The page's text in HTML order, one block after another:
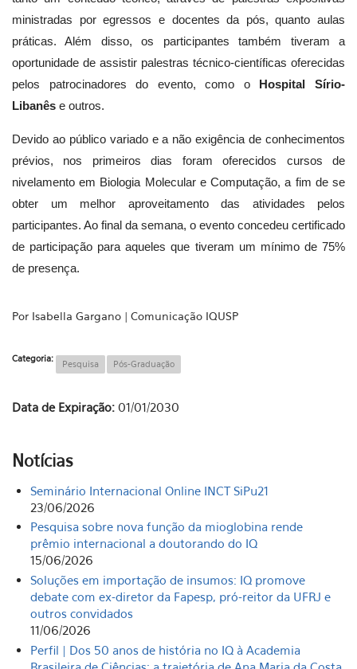
ministradas por egressos e docentes da pós, quanto aulas
práticas. Além disso, os participantes também tiveram a
oportunidade de assistir palestras técnico-científicas oferecidas
pelos patrocinadores do evento, como o
Hospital Sírio-
Libanês e outros.
Devido ao público variado e a não exigência de conhecimentos
prévios, nos primeiros dias foram oferecidos cursos de
nivelamento em Biologia Molecular e Computação, a fim de se
obter um melhor aproveitamento das atividades pelos
participantes. Ao final da semana, o evento concedeu certificado
de participação para aqueles que tiveram um mínimo de 75%
de presença.
Por Isabella Gargano | Comunicação IQUSP
Categoria: Pesquisa Pós-Graduação
Data de Expiração: 01/01/2030
Notícias
Seminário Internacional Online INCT SiPu21
23/06/2026
Pesquisa sobre nova função da mioglobina rende
prêmio internacional a doutorando do IQ
15/06/2026
Soluções em importação de insumos: IQ promove
debate com ex-diretor da Fapesp, pró-reitor da UFRJ e
outros convidados
11/06/2026
Perfil | Dos 50 anos de história no IQ à Academia